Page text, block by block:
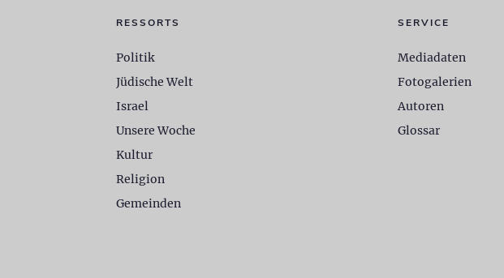
RESSORTS
Politik
Jüdische Welt
Israel
Unsere Woche
Kultur
Religion
Gemeinden
SERVICE
Mediadaten
Fotogalerien
Autoren
Glossar